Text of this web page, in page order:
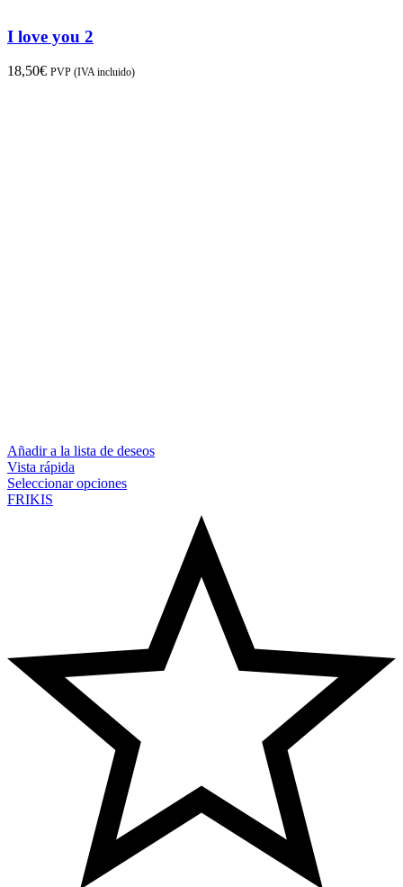
I love you 2
18,50€ PVP (IVA incluido)
Añadir a la lista de deseos
Vista rápida
Seleccionar opciones
FRIKIS